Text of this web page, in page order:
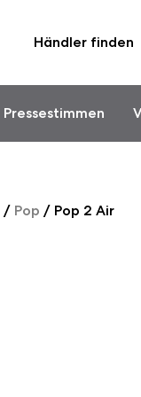
Händler finden
Pressestimmen
/ Pop / Pop 2 Air